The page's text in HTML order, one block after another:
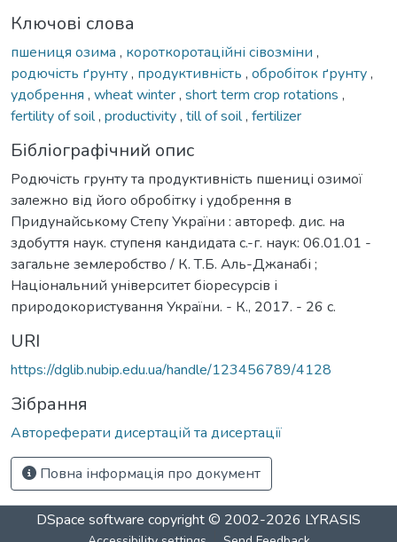
Ключові слова
пшениця озима , короткоротаційні сівозміни ,
родючість ґрунту, продуктивність , обробіток ґрунту,
удобрення , wheat winter, short term crop rotations ,
fertility of soil, productivity, till of soil, fertilizer
Бібліографічний опис
Родючість грунту та продуктивність пшениці озимої
залежно від його обробітку і удобрення в
Придунайському Степу України : автореф. дис. на
здобуття наук. ступеня кандидата с.-г. наук: 06.01.01 -
загальне землеробство / К. Т.Б. Аль-Джанабі ;
Національний університет біоресурсів і
природокористування України. - К., 2017. - 26 с.
URI
https://dglib.nubip.edu.ua/handle/123456789/4128
Зібрання
Автореферати дисертацій та дисертації
Повна інформація про документ
DSpace software copyright © 2002-2026 LYRASIS